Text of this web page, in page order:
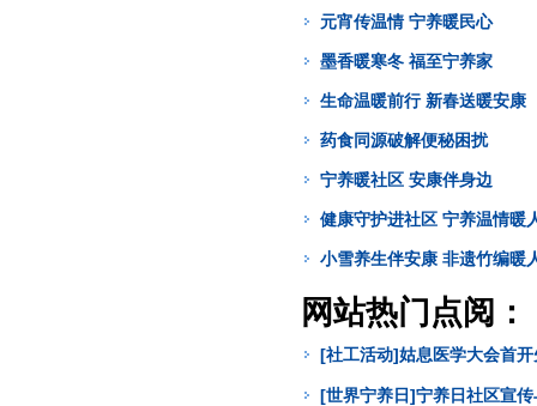
元宵传温情 宁养暖民心
墨香暖寒冬 福至宁养家
生命温暖前行 新春送暖安康
药食同源破解便秘困扰
宁养暖社区 安康伴身边
健康守护进社区 宁养温情暖
小雪养生伴安康 非遗竹编暖
网站热门点阅：
[社工活动]姑息医学大会首
[世界宁养日]宁养日社区宣